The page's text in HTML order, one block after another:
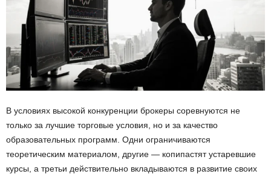
В условиях высокой конкуренции брокеры соревнуются не
только за лучшие торговые условия, но и за качество
образовательных программ. Одни ограничиваются
теоретическим материалом, другие — копипастят устаревшие
курсы, а третьи действительно вкладываются в развитие своих